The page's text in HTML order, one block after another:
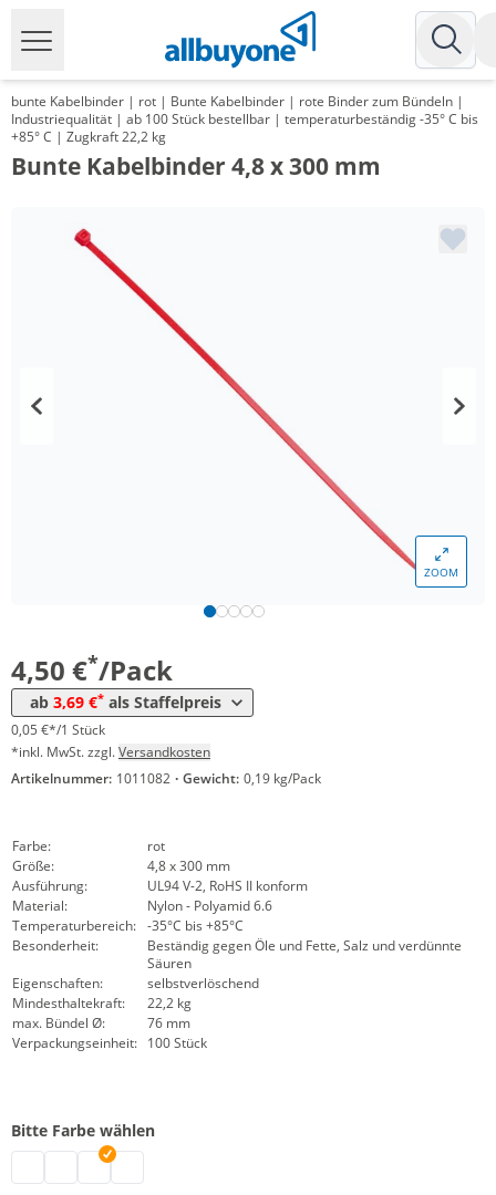
bunte Kabelbinder | rot | Bunte Kabelbinder | rote Binder zum Bündeln |
Industriequalität | ab 100 Stück bestellbar | temperaturbeständig -35° C bis
+85° C | Zugkraft 22,2 kg
Bunte Kabelbinder 4,8 x 300 mm
ZOOM
4,50 €*/Pack
ab 3,69 €* als Staffelpreis
4,05 €
0,05 €*/1 Stück
*inkl. MwSt. zzgl.Versandkosten
Artikelnummer: 1011082 · Gewicht: 0,19 kg/Pack
Farbe:
rot
Größe:
4,8 x 300 mm
Ausführung:
UL94 V-2, RoHS II konform
Material:
Nylon - Polyamid 6.6
Temperaturbereich: -35°C bis +85°C
Besonderheit:
Beständig gegen Öle und Fette, Salz und verdünnte
Säuren
Eigenschaften:
selbstverlöschend
Mindesthaltekraft:
22,2 kg
max. Bündel Ø:
76 mm
Verpackungseinheit: 100 Stück
Bitte Farbe wählen
bunte Kabelbinder | blau
bunte Kabelbinder | grün
bunte Kabelbinder | rot
bunte Kabelbinder | gelb